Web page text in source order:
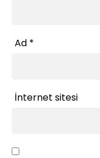
Ad *
İnternet sitesi